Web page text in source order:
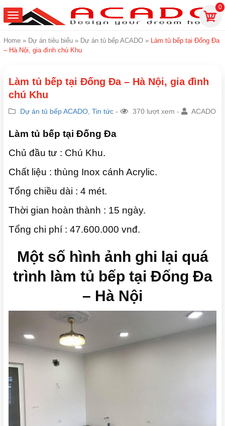
0
Home » Dự án tiêu biểu » Dự án tủ bếp ACADO » Làm tủ bếp tại Đống Đa
– Hà Nội, gia đình chú Khu
Làm tủ bếp tại Đống Đa – Hà Nội, gia đình
chú Khu
Dự án tủ bếp ACADO Tin tức - 370 lượt xem - ACADO
Làm tủ bếp tại Đống Đa
Chủ đầu tư : Chú Khu.
Chất liệu : thùng Inox cánh Acrylic.
Tổng chiều dài : 4 mét.
Thời gian hoàn thành : 15 ngày.
Tổng chi phí : 47.600.000 vnđ.
Một số hình ảnh ghi lại quá
trình làm tủ bếp tại Đống Đa
– Hà Nội